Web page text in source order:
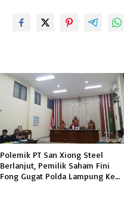
Polemik PT San Xiong Steel
Berlanjut, Pemilik Saham Fini
Fong Gugat Polda Lampung Ke